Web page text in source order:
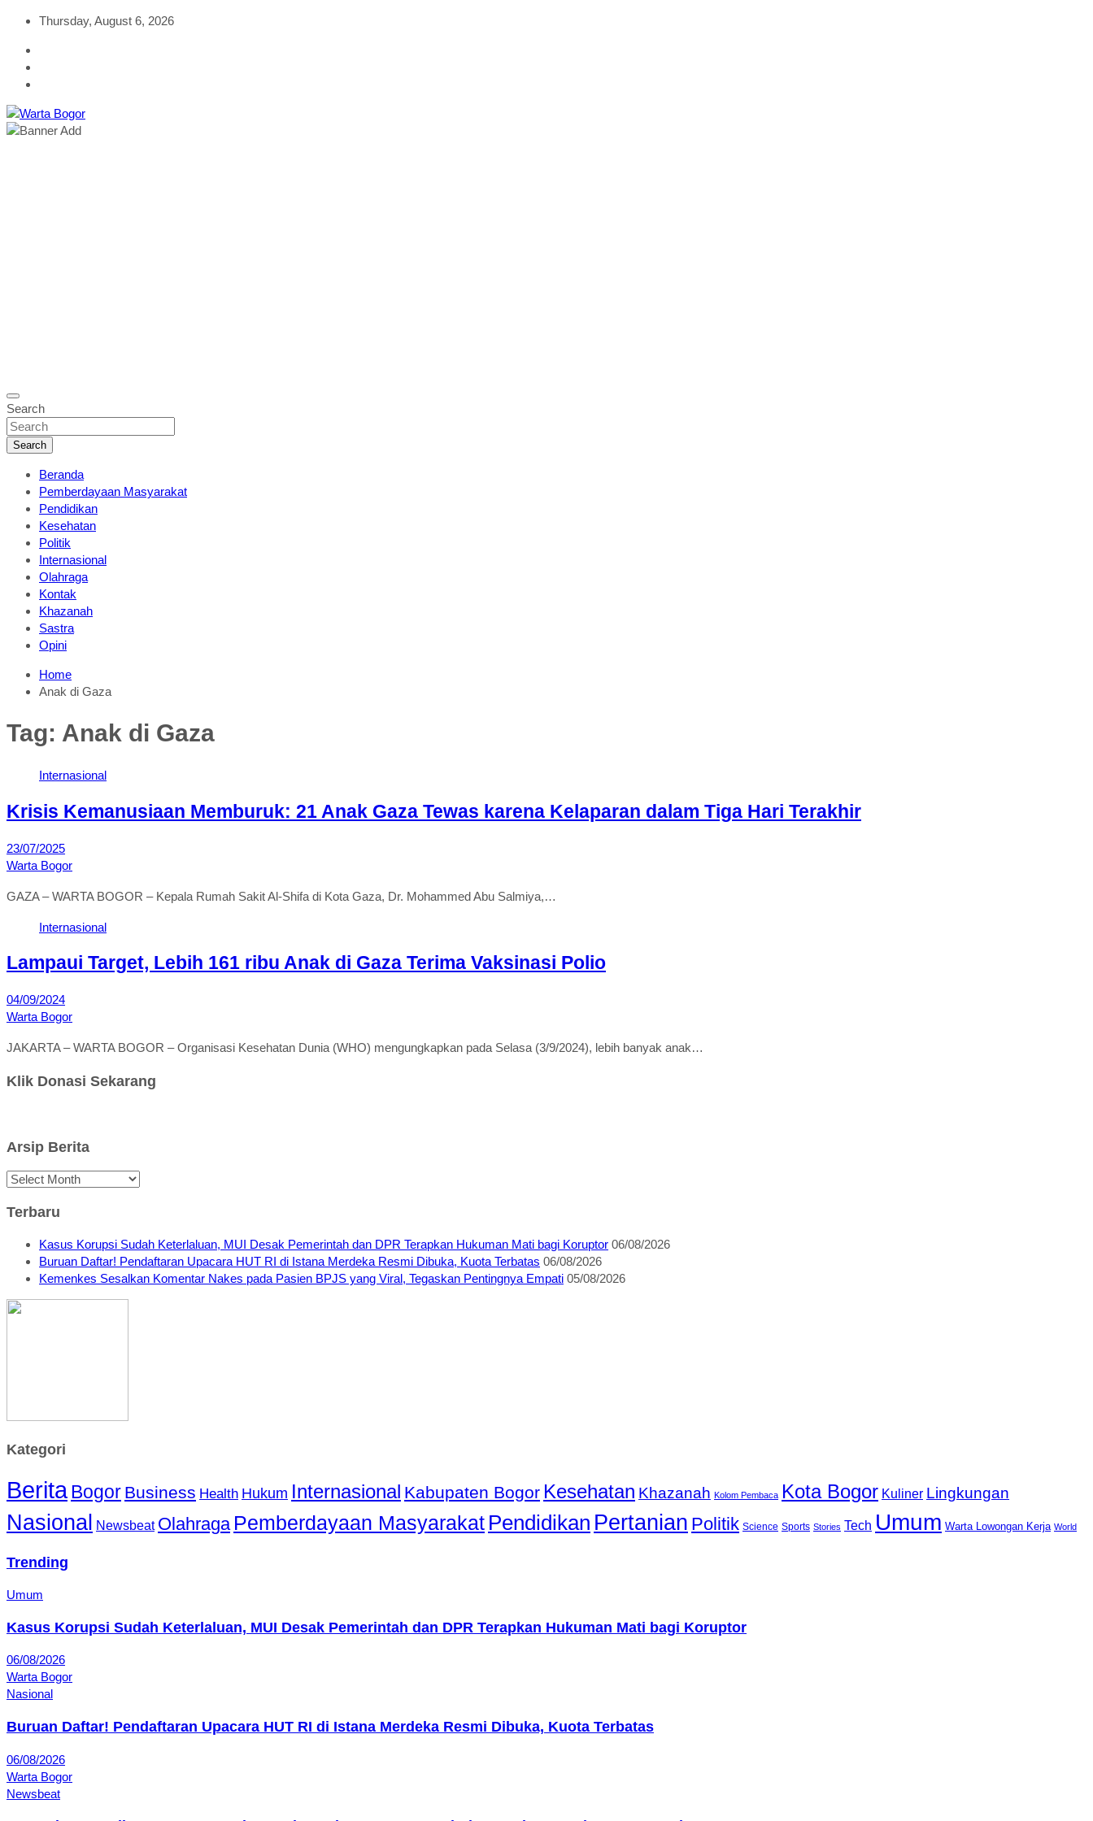
Skip
content
Thursday, August 6, 2026
Search
Search
Beranda
Pemberdayaan Masyarakat
Pendidikan
Kesehatan
Politik
Internasional
Olahraga
Kontak
Khazanah
Sastra
Opini
Home
Anak di Gaza
Tag: Anak di Gaza
Internasional
Krisis Kemanusiaan Memburuk: 21 Anak Gaza Tewas karena Kelaparan dalam Tiga Hari Terakhir
23/07/2025
Warta Bogor
GAZA – WARTA BOGOR – Kepala Rumah Sakit Al-Shifa di Kota Gaza, Dr. Mohammed Abu Salmiya,…
Internasional
Lampaui Target, Lebih 161 ribu Anak di Gaza Terima Vaksinasi Polio
04/09/2024
Warta Bogor
JAKARTA – WARTA BOGOR – Organisasi Kesehatan Dunia (WHO) mengungkapkan pada Selasa (3/9/2024), lebih banyak anak…
Klik Donasi Sekarang
Arsip Berita
Arsip
Terbaru
Kasus Korupsi Sudah Keterlaluan, MUI Desak Pemerintah dan DPR Terapkan Hukuman Mati bagi Koruptor 06/08/2026
Buruan Daftar! Pendaftaran Upacara HUT RI di Istana Merdeka Resmi Dibuka, Kuota Terbatas 06/08/2026
Kemenkes Sesalkan Komentar Nakes pada Pasien BPJS yang Viral, Tegaskan Pentingnya Empati 05/08/2026
Kategori
BeritaBogor Business Health Hukum Internasional Kabupaten Bogor Kesehatan Khazanah Kolom Pembaca Kota Bogor Kuliner Lingkungan
Nasional Newsbeat Olahraga Pemberdayaan Masyarakat Pendidikan Pertanian Politik Science Sports Stories Tech Umum Warta Lowongan Kerja World
Trending
Umum
Kasus Korupsi Sudah Keterlaluan, MUI Desak Pemerintah dan DPR Terapkan Hukuman Mati bagi Koruptor
06/08/2026
Warta Bogor
Nasional
Buruan Daftar! Pendaftaran Upacara HUT RI di Istana Merdeka Resmi Dibuka, Kuota Terbatas
06/08/2026
Warta Bogor
Newsbeat